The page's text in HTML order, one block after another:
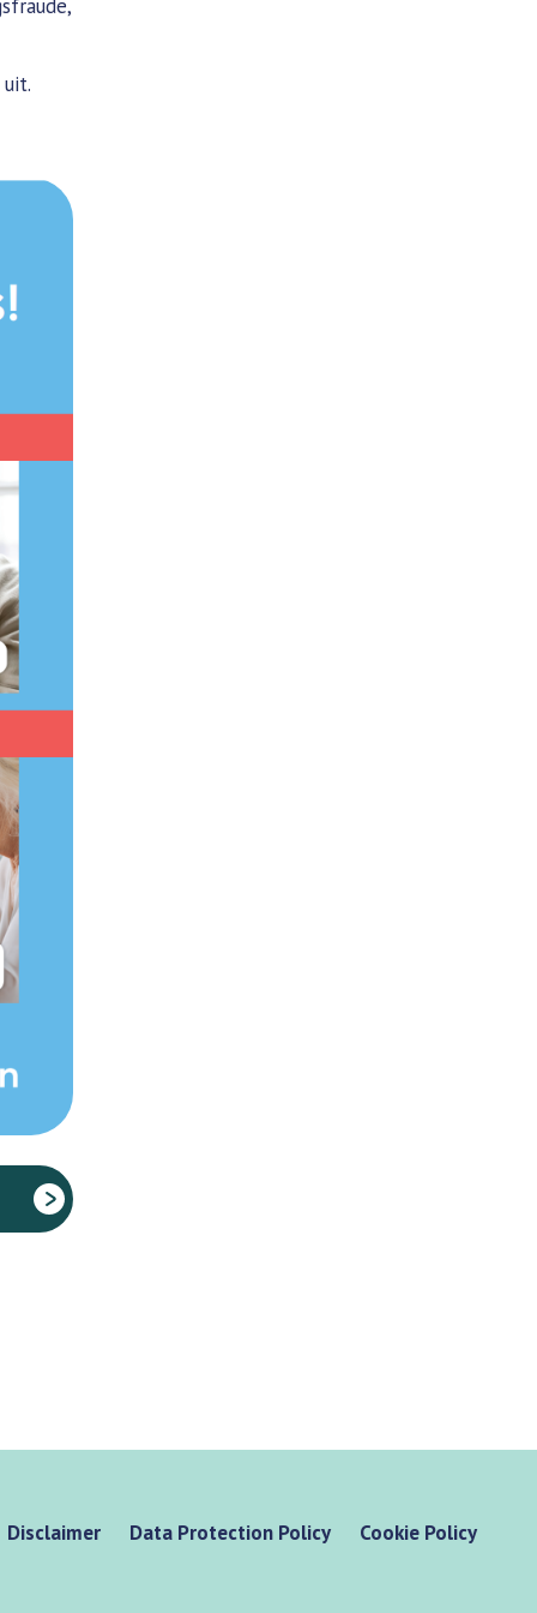
Disclaimer Data Protection Policy Cookie Policy